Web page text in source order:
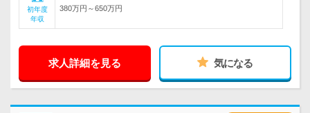
初年度
年収
380万円～650万円
求人詳細を見る 気になる